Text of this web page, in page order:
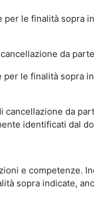
le finalità sopra
da
le finalità sopra
da
identificati dal
e competenze.
sopra indicate,